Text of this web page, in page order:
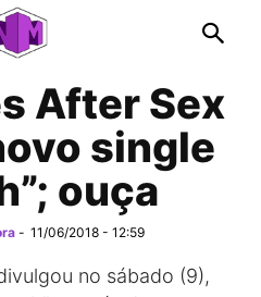
After Sex
single
ouça
- 11/06/2018 - 12:59
no sábado (9),